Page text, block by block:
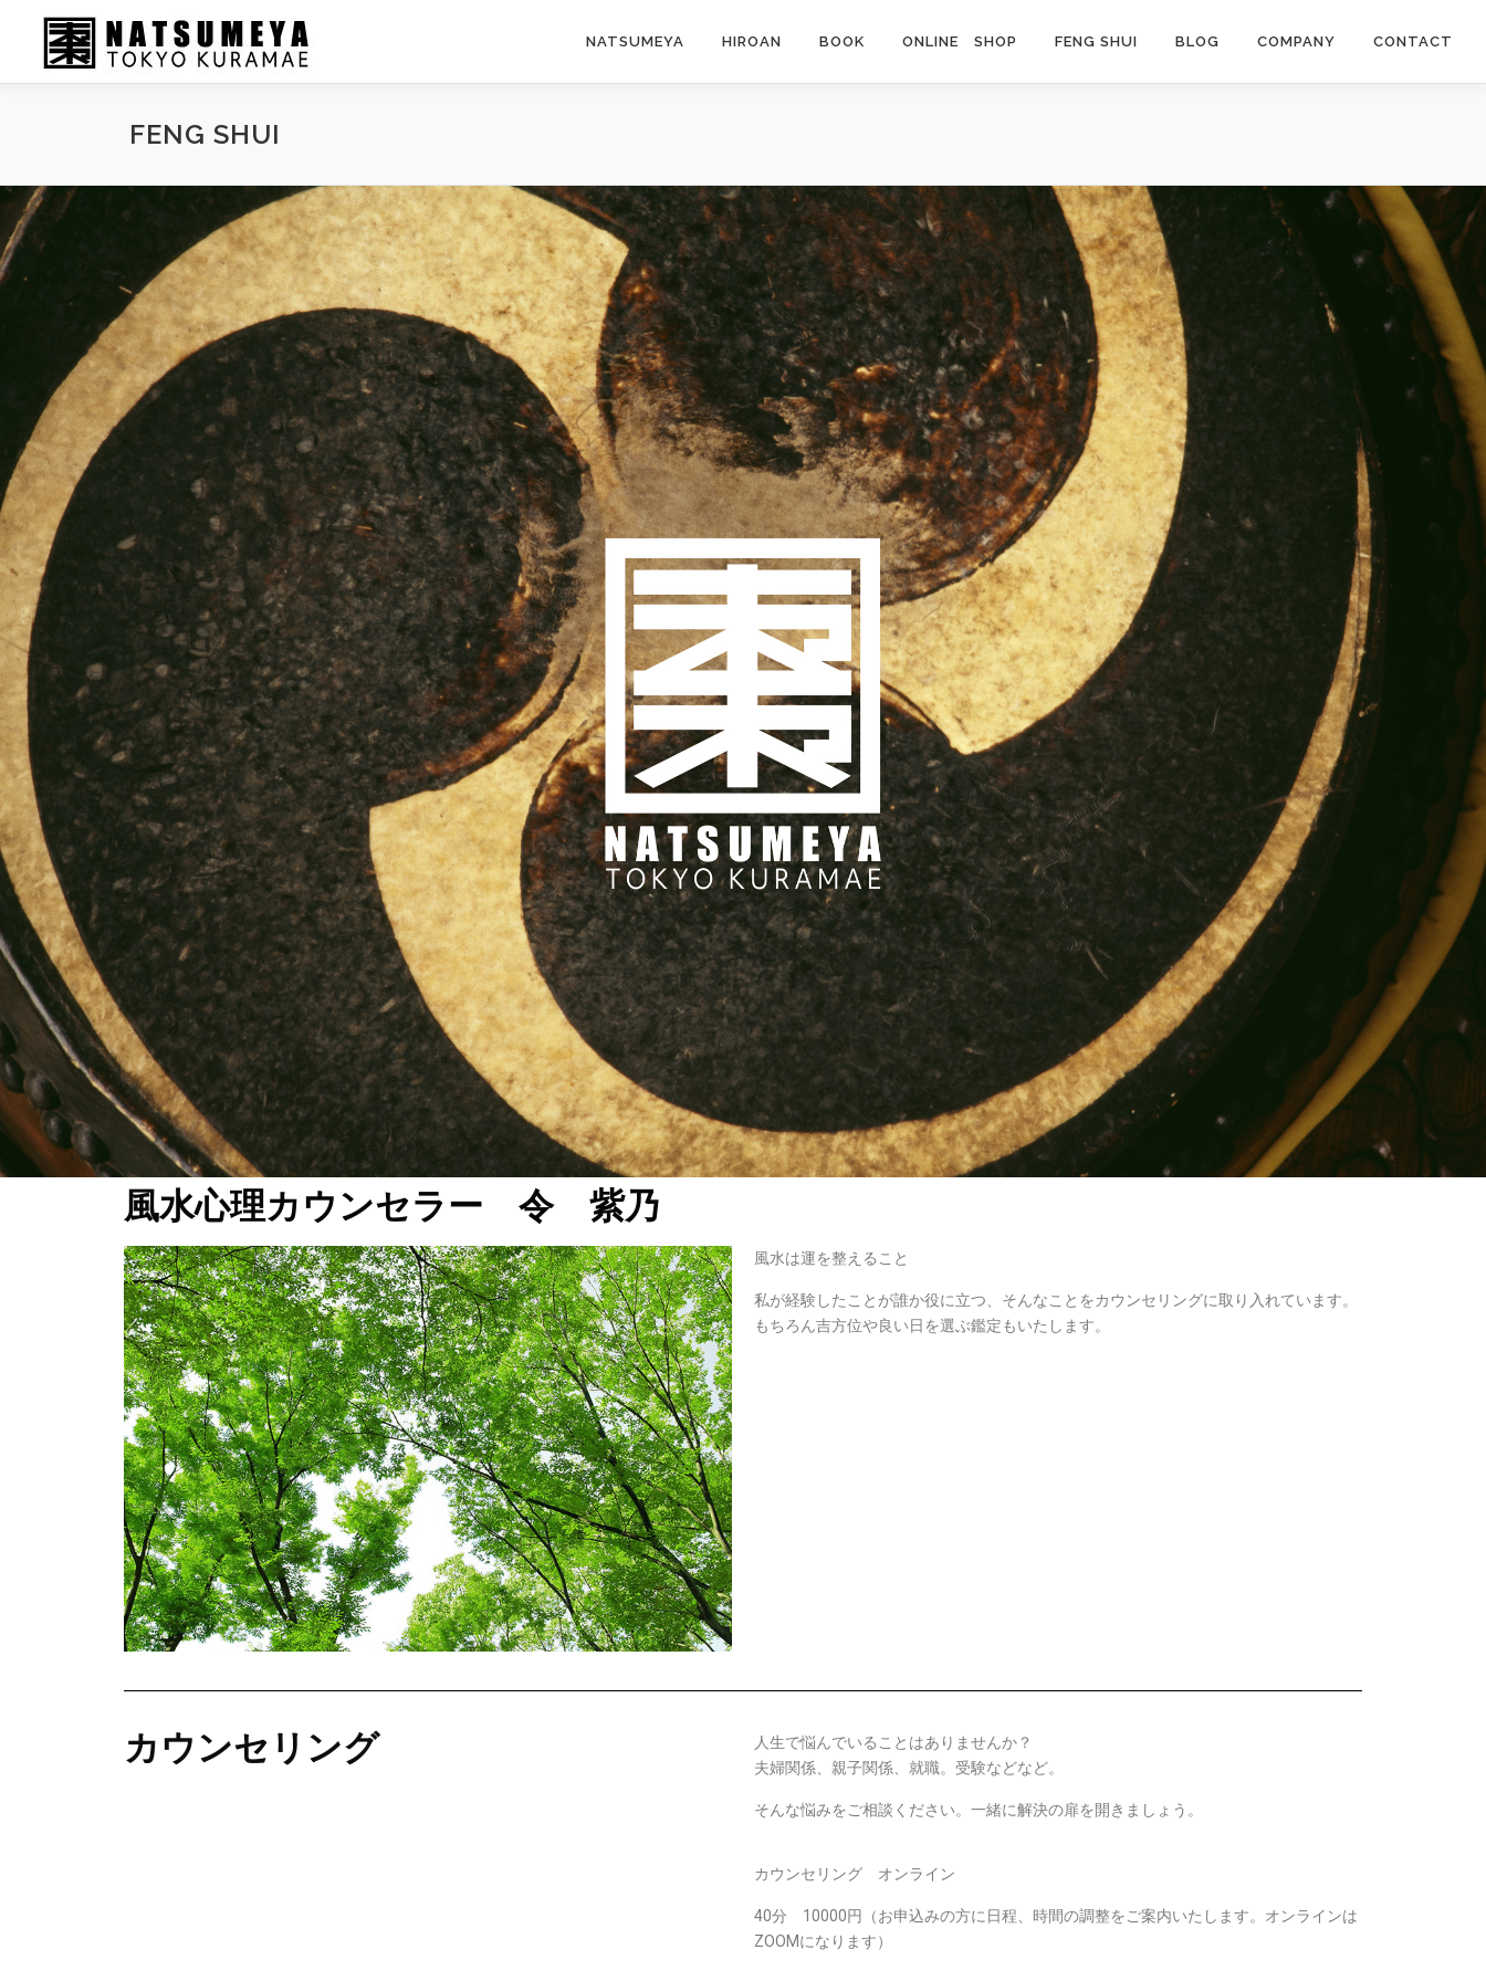
NATSUMEYA HIROAN BOOK ONLINE SHOP FENG SHUI BLOG COMPANY CONTACT
FENG SHUI
風水心理カウンセラー 令 紫乃
風水は運を整えること
私が経験したことが誰か役に立つ、そんなことをカウンセリングに取り入れています。
もちろん吉方位や良い日を選ぶ鑑定もいたします。
カウンセリング
人生で悩んでいることはありませんか？
夫婦関係、親子関係、就職。受験などなど。
そんな悩みをご相談ください。一緒に解決の扉を開きましょう。
カウンセリング オンライン
40分 10000円（お申込みの方に日程、時間の調整をご案内いたします。オンラインは
ZOOMになります）